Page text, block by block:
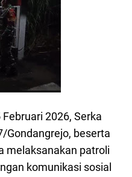
2026, Serka
Gondangrejo, beserta
melaksanakan patroli
komunikasi sosial